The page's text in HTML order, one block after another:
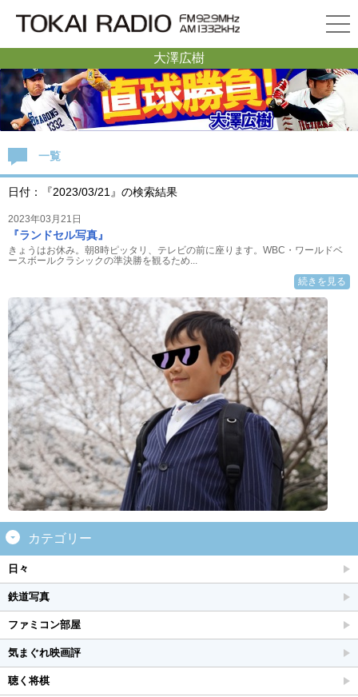
大澤広樹
一覧
日付：『2023/03/21』の検索結果
2023年03月21日
『ランドセル写真』
きょうはお休み。朝8時ピッタリ、テレビの前に座ります。WBC・ワールドベ
ースボールクラシックの準決勝を観るため...
続きを見る
カテゴリー
日々
鉄道写真
ファミコン部屋
気まぐれ映画評
聴く将棋